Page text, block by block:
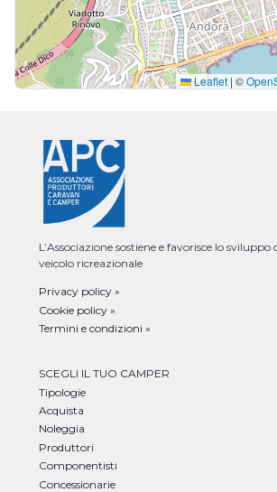
Leaflet | ©
L’Associazione sostiene e favorisce lo
veicolo ricreazionale
Privacy policy »
Cookie policy »
Termini e condizioni »
SCEGLI IL TUO CAMPER
Tipologie
Acquista
Noleggia
Produttori
Componentisti
Concessionarie